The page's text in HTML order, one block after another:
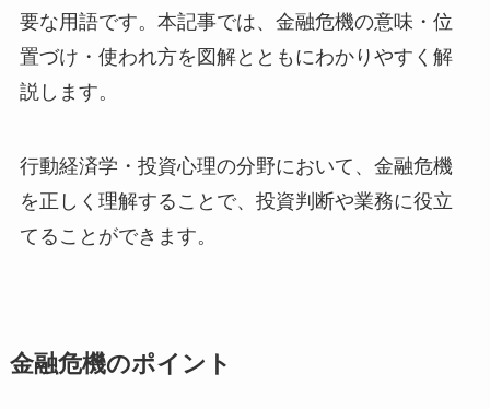
要な用語です。本記事では、金融危機の意味・位
置づけ・使われ方を図解とともにわかりやすく解
説します。
行動経済学・投資心理の分野において、金融危機
を正しく理解することで、投資判断や業務に役立
てることができます。
金融危機のポイント